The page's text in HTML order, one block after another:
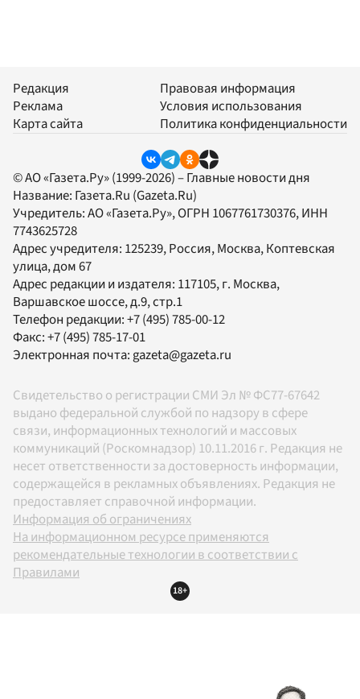
Редакция
Реклама
Карта сайта
Правовая информация
Условия использования
Политика конфиденциальности
© АО «Газета.Ру» (1999-2026) – Главные новости дня
Название: Газета.Ru (Gazeta.Ru)
Учредитель:АО «Газета.Ру», ОГРН 1067761730376, ИНН
7743625728
Адрес учредителя: 125239, Россия, Москва, Коптевская
улица, дом 67
Адрес редакции и издателя: 117105, г. Москва,
Варшавское шоссе, д.9, стр.1
Телефон редакции:+7 (495) 785-00-12
Факс:+7 (495) 785-17-01
Электронная почта: gazeta@gazeta.ru
Свидетельство о регистрации СМИ Эл № ФС77-67642
выдано федеральной службой по надзору в сфере
связи, информационных технологий и массовых
коммуникаций (Роскомнадзор) 10.11.2016 г. Редакция не
несет ответственности за достоверность информации,
содержащейся в рекламных объявлениях. Редакция не
предоставляет справочной информации.
Информация об ограничениях
На информационном ресурсе применяются
рекомендательные технологии в соответствии с
Правилами
18+